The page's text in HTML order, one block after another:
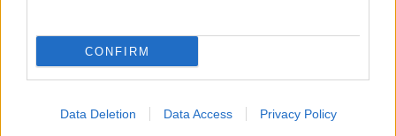
CONFIRM
Data Deletion Data Access Privacy Policy